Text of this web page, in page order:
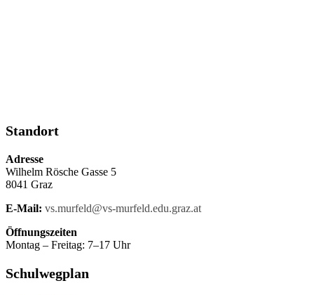
Standort
Adresse
Wilhelm Rösche Gasse 5
8041 Graz
E-Mail: vs.murfeld@vs-murfeld.edu.graz.at
Öffnungszeiten
Montag – Freitag: 7–17 Uhr
Schulwegplan